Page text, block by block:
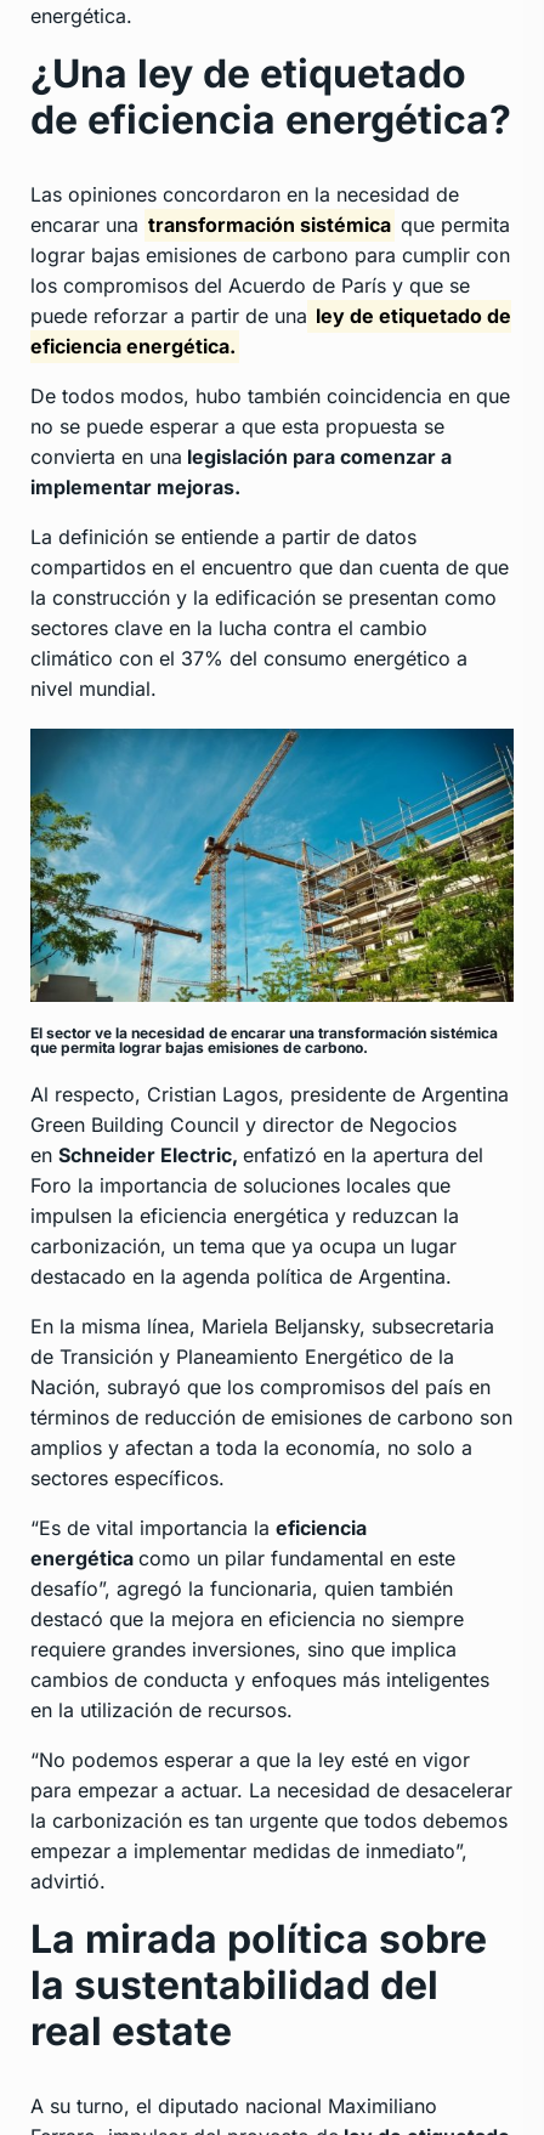
energética.
¿Una ley de etiquetado
de eficiencia energética?
Las opiniones concordaron en la necesidad de
encarar una transformación sistémica que permita
lograr bajas emisiones de carbono para cumplir con
los compromisos del Acuerdo de París y que se
puede reforzar a partir de una ley de etiquetado de
eficiencia energética.
De todos modos, hubo también coincidencia en que
no se puede esperar a que esta propuesta se
convierta en una legislación para comenzar a
implementar mejoras.
La definición se entiende a partir de datos
compartidos en el encuentro que dan cuenta de que
la construcción y la edificación se presentan como
sectores clave en la lucha contra el cambio
climático con el 37% del consumo energético a
nivel mundial.
El sector ve la necesidad de encarar una transformación sistémica
que permita lograr bajas emisiones de carbono.
Al respecto, Cristian Lagos, presidente de Argentina
Green Building Council y director de Negocios
en Schneider Electric, enfatizó en la apertura del
Foro la importancia de soluciones locales que
impulsen la eficiencia energética y reduzcan la
carbonización, un tema que ya ocupa un lugar
destacado en la agenda política de Argentina.
En la misma línea, Mariela Beljansky, subsecretaria
de Transición y Planeamiento Energético de la
Nación, subrayó que los compromisos del país en
términos de reducción de emisiones de carbono son
amplios y afectan a toda la economía, no solo a
sectores específicos.
“Es de vital importancia la eficiencia
energética como un pilar fundamental en este
desafío”, agregó la funcionaria, quien también
destacó que la mejora en eficiencia no siempre
requiere grandes inversiones, sino que implica
cambios de conducta y enfoques más inteligentes
en la utilización de recursos.
“No podemos esperar a que la ley esté en vigor
para empezar a actuar. La necesidad de desacelerar
la carbonización es tan urgente que todos debemos
empezar a implementar medidas de inmediato”,
advirtió.
La mirada política sobre
la sustentabilidad del
real estate
A su turno, el diputado nacional Maximiliano